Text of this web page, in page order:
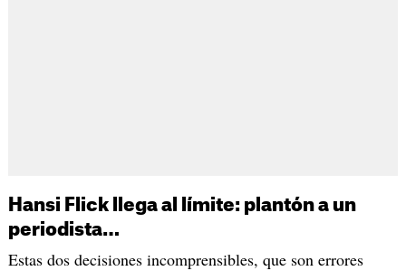
Hansi Flick llega al límite: plantón a un
periodista…
Estas dos decisiones incomprensibles, que son errores